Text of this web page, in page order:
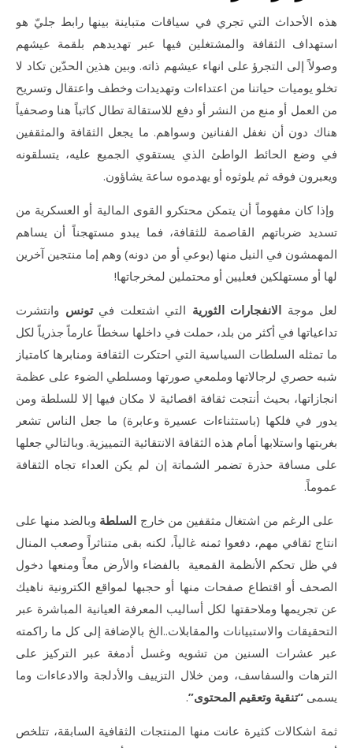
هذه الأحداث التي تجري في سياقات متباينة بينها رابط جليّ هو
استهداف الثقافة والمشتغلين فيها عبر تهديدهم بلقمة عيشهم
وصولاً إلى التجرؤ على انهاء عيشهم ذاته. وبين هذين الحدّين تكاد لا
تخلو يوميات حياتنا من اعتداءات وتهديدات وخطف واعتقال وتسريح
من العمل أو منع من النشر أو دفع للاستقالة تطال كاتباً هنا وصحفياً
هناك دون أن نغفل الفنانين وسواهم. ما يجعل الثقافة والمثقفين
في وضع الحائط الواطئ الذي يستقوي الجميع عليه، يتسلقونه
ويعبرون فوقه ثم يلوثوه أو يهدموه ساعة يشاؤون.
وإذا كان مفهوماً أن يتمكن محتكرو القوى المالية أو العسكرية من
تسديد ضرباتهم القاصمة للثقافة، فما يبدو مستهجناً أن يساهم
المهمشون في النيل منها (بوعي أو من دونه) وهم إما منتجين آخرين
لها أو مستهلكين فعليين أو محتملين لمخرجاتها!
لعل موجة الانفجارات الثورية التي اشتعلت فيتونس وانتشرت
تداعياتها في أكثر من بلد، حملت في داخلها سخطاً عارماً جذرياً لكل
ما تمثله السلطات السياسية التي احتكرت الثقافة ومنابرها كامتياز
شبه حصري لرجالاتها وملمعي صورتها ومسلطي الضوء على عظمة
انجازاتها، بحيث أنتجت ثقافة اقصائية لا مكان فيها إلا للسلطة ومن
يدور في فلكها (باستثناءات عسيرة وعابرة) ما جعل الناس تشعر
بغربتها واستلابها أمام هذه الثقافة الانتقائية التمييزية. وبالتالي جعلها
على مسافة حذرة تضمر الشماتة إن لم يكن العداء تجاه الثقافة
عموماً.
على الرغم من اشتغال مثقفين من خارج السلطة وبالضد منها على
انتاج ثقافي مهم، دفعوا ثمنه غالياً، لكنه بقى متناثراً وصعب المنال
في ظل تحكم الأنظمة القمعية بالفضاء والأرض معاً ومنعها دخول
الصحف أو اقتطاع صفحات منها أو حجبها لمواقع الكترونية ناهيك
عن تجريمها وملاحقتها لكل أساليب المعرفة العيانية المباشرة عبر
التحقيقات والاستبيانات والمقابلات..الخ بالإضافة إلى كل ما راكمته
عبر عشرات السنين من تشويه وغسل أدمغة عبر التركيز على
الترهات والسفاسف، ومن خلال التزييف والأدلجة والادعاءات وما
يسمى “تنقية وتعقيم المحتوى”.
ثمة اشكالات كثيرة عانت منها المنتجات الثقافية السابقة، تتلخص